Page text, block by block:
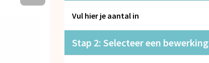
Vul hier je aantal in
Stap 2: Selecteer een bewerking